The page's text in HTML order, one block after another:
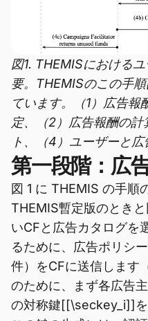
図1. THEMISにおける
要。THEMISのこの手
ています。（1）広告報
定、（2）広告報酬の
ト、（4）ユーザーと広
第一段階：広
図 1 に THEMIS の手順
THEMIS暫定版のとき
いCFと広告カタログを
るために、広告ポリシ
件）をCFに送信します
のために、まず各広告
の対称鍵[[\seckey_i]]を